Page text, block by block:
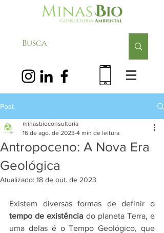
Post
Antropoceno: A Nova Era
Geológica
minasbioconsultoria
16 de ago. de 2023 4 min de leitura
Atualizado: 18 de out. de 2023
tempo de existência do planeta Terra, e
uma delas é o Tempo Geológico, que